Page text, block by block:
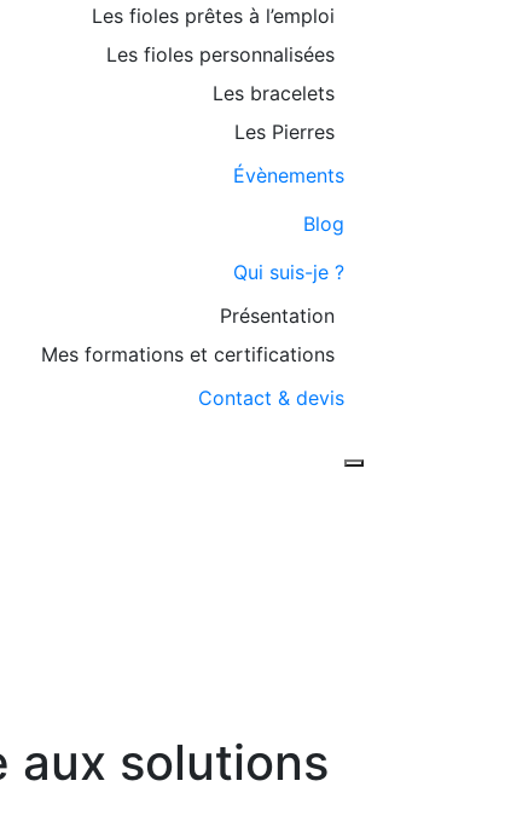
Les fioles prêtes à l’emploi
Les fioles personnalisées
Les bracelets
Les Pierres
Évènements
Blog
Qui suis-je ?
Présentation
Mes formations et certifications
Contact & devis
aux solutions